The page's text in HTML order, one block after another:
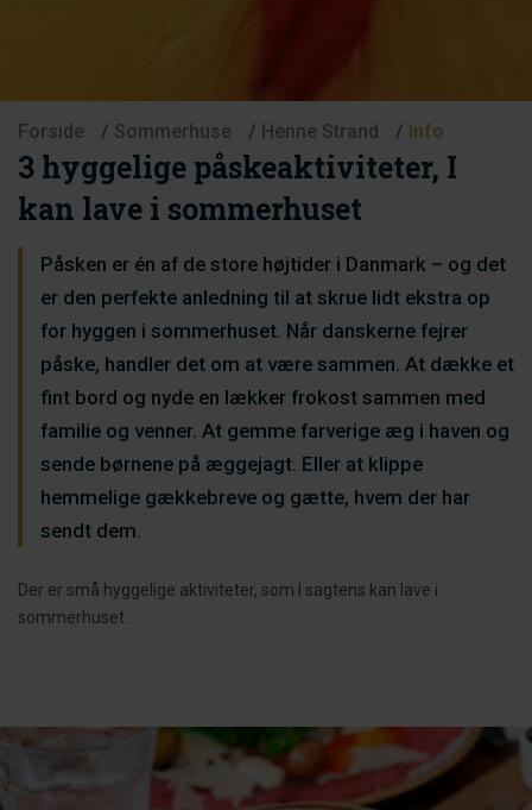
Forside / Sommerhuse / Henne Strand / Info
3 hyggelige påskeaktiviteter, I
kan lave i sommerhuset
Påsken er én af de store højtider i Danmark – og det
er den perfekte anledning til at skrue lidt ekstra op
for hyggen i sommerhuset. Når danskerne fejrer
påske, handler det om at være sammen. At dække et
fint bord og nyde en lækker frokost sammen med
familie og venner. At gemme farverige æg i haven og
sende børnene på æggejagt. Eller at klippe
hemmelige gækkebreve og gætte, hvem der har
sendt dem.
Der er små hyggelige aktiviteter, som I sagtens kan lave i
sommerhuset.